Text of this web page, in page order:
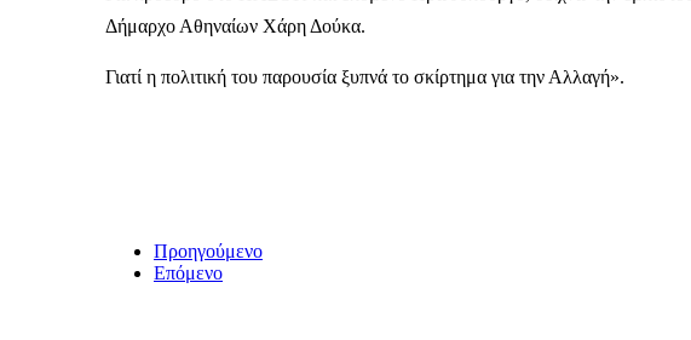
Δήμαρχο Αθηναίων Χάρη Δούκα.
Γιατί η πολιτική του παρουσία ξυπνά το σκίρτημα για την Αλλαγή».
Προηγούμενο
Επόμενο